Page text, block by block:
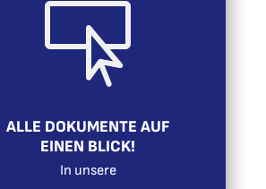

ALLE DOKUMENTE AUF
EINEN BLICK!
In unsere
und mehr schnell und einfach
Dokumentdatenbank